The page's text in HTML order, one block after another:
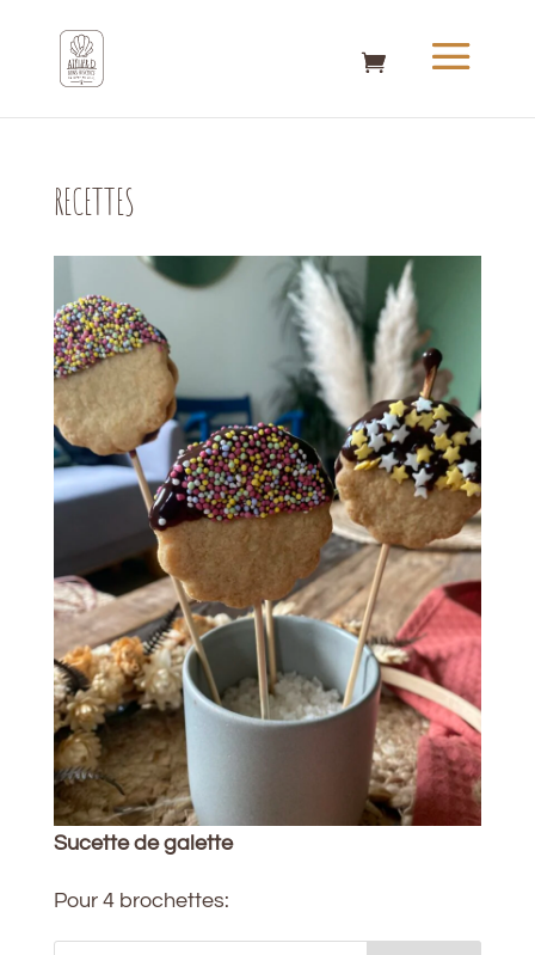
RECETTES
Sucette de galette
Pour 4 brochettes: